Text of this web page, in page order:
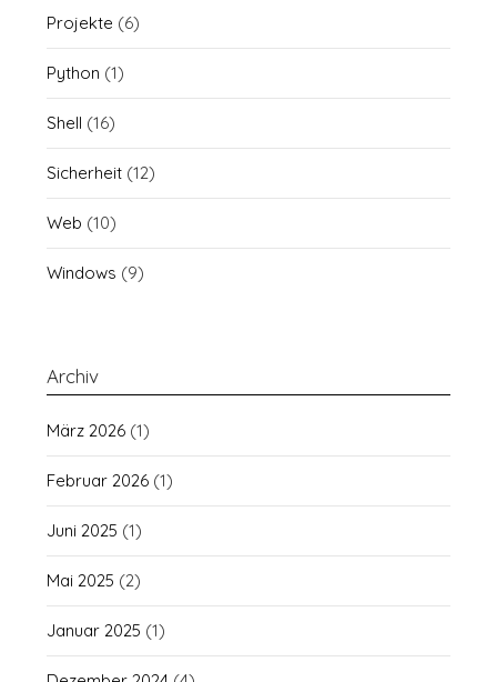
Projekte (6)
Python (1)
Shell (16)
Sicherheit (12)
Web (10)
Windows (9)
Archiv
März 2026 (1)
Februar 2026 (1)
Juni 2025 (1)
Mai 2025 (2)
Januar 2025 (1)